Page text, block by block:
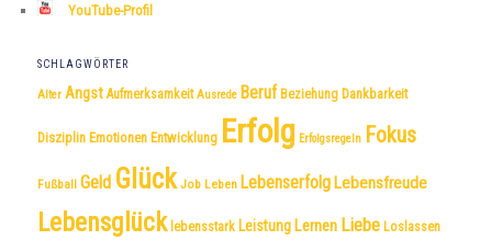
YouTube-Profil
SCHLAGWÖRTER
Alter Angst Aufmerksamkeit Ausrede Beruf Beziehung Dankbarkeit
Disziplin Emotionen Entwicklung Erfolg Erfolgsregeln Fokus
Fußball Geld Glück Job Leben Lebenserfolg Lebensfreude
Lebensglück lebensstark Leistung Lernen Liebe Loslassen